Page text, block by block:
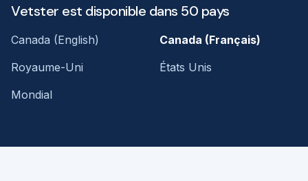
Vetster est disponible dans 50 pays
Canada (English)
Canada (Français)
Royaume-Uni
États Unis
Mondial